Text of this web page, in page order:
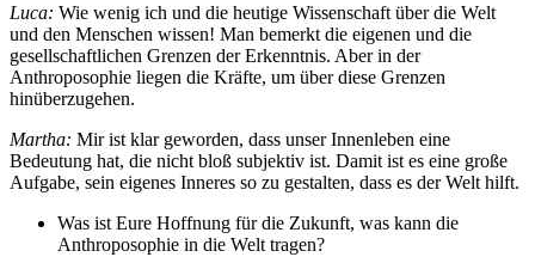
Luca: Wie wenig ich und die heutige Wissenschaft über die Welt
und den Menschen wissen! Man bemerkt die eigenen und die
gesellschaftlichen Grenzen der Erkenntnis. Aber in der
Anthroposophie liegen die Kräfte, um über diese Grenzen
hinüberzugehen.
Martha: Mir ist klar geworden, dass unser Innenleben eine
Bedeutung hat, die nicht bloß subjektiv ist. Damit ist es eine große
Aufgabe, sein eigenes Inneres so zu gestalten, dass es der Welt hilft.
Was ist Eure Hoffnung für die Zukunft, was kann die
Anthroposophie in die Welt tragen?